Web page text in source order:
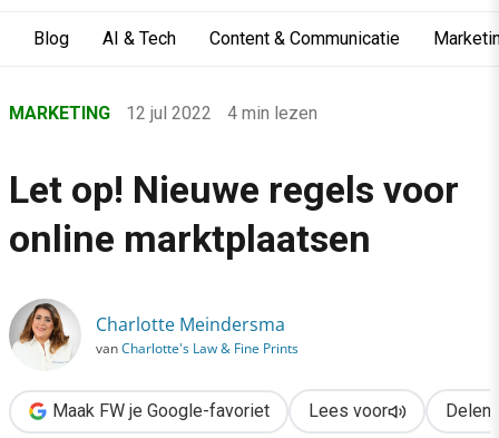
Blog AI & Tech Content & Communicatie
›
›
Marketing
Let op! Nieuwe regels voor online marktplaatsen
MARKETING 12 jul 2022 4 min lezen
Let op! Nieuwe regels voor
online marktplaatsen
Charlotte Meindersma
vanCharlotte's Law & Fine Prints
Maak FW je Google-favoriet Lees voor Delen